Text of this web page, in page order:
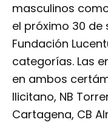
masculinos
el próximo 30 de
Fundación
categorías. Las
en ambos
Ilicitano, NB
Cartagena, CB